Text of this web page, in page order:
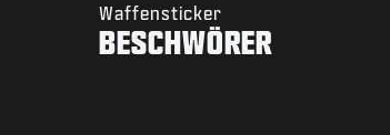
Waffensticker
BESCHWÖRER